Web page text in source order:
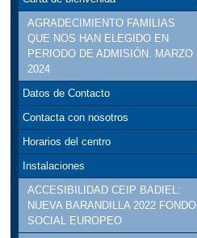
AGRADECIMIENTO FAMILIAS
QUE NOS HAN ELEGIDO EN
PERIODO DE ADMISIÓN. MARZO
2024
Datos de Contacto
Contacta con nosotros
Horarios del centro
Instalaciones
ACCESIBILIDAD CEIP BADIEL:
NUEVA BARANDILLA 2022 FONDO
SOCIAL EUROPEO